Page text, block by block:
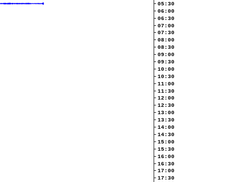
05:30
06:00
06:30
07:00
07:30
08:00
08:30
09:00
09:30
10:00
10:30
11:00
11:30
12:00
12:30
13:00
13:30
14:00
14:30
15:00
15:30
16:00
16:30
17:00
17:30